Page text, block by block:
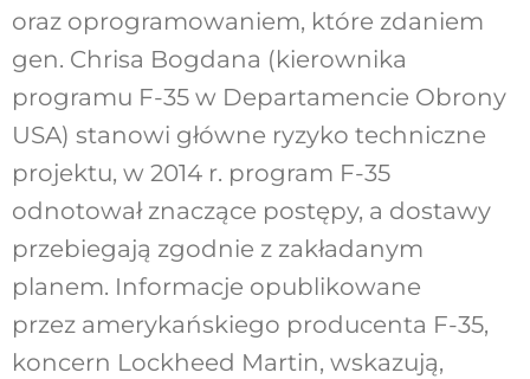
oraz oprogramowaniem, które zdaniem
gen. Chrisa Bogdana (kierownika
programu F-35 w Departamencie Obrony
USA) stanowi główne ryzyko techniczne
projektu, w 2014 r. program F-35
odnotował znaczące postępy, a dostawy
przebiegają zgodnie z zakładanym
planem. Informacje opublikowane
przez amerykańskiego producenta F-35,
koncern Lockheed Martin, wskazują,